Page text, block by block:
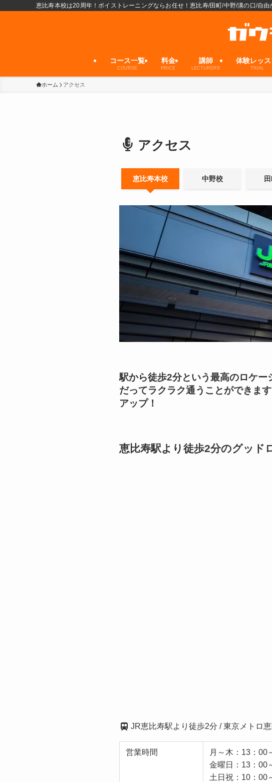
恵比寿本校は20周年！ボイストレーニングならお任せ！恵比寿/田町/中野/溝の口/自
コース一覧
COURSE
料金
PRICE
講師
LECTURERS
体験レッ
TRIAL
ホーム アクセス
アクセス
恵比寿本校 中野校
駅から徒歩2分という最高のロケ
だってラクラク通うことができま
アップ！
恵比寿駅より徒歩2分のグッド
JR恵比寿駅より徒歩2分 / 東京メトロ
営業時間
月～木：13：00
金曜日：13：00
土日祝：10：00